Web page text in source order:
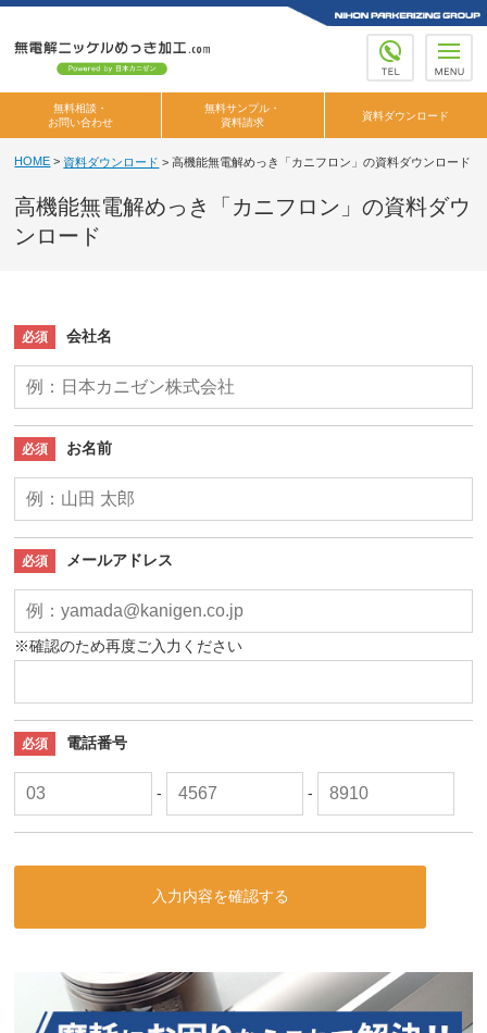
無料相談・
お問い合わせ
無料サンプル・
資料請求
資料ダウンロード
HOME > 資料ダウンロード >高機能無電解めっき「カニフロン」の資料ダウンロード
高機能無電解めっき「カニフロン」の資料ダウ
ンロード
必須 会社名
必須 お名前
必須 メールアドレス
※確認のため再度ご入力ください
必須 電話番号
- -